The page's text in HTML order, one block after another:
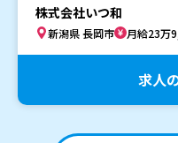
株式会社いつ和
新潟県 長岡市 月給23万
求人